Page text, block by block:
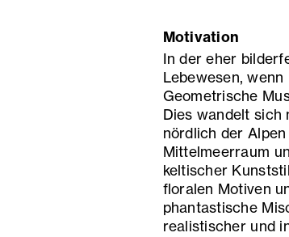
Motivation
In der eher
Lebewesen,
Geometrische
Dies wandelt sich
nördlich der
Mittelmeerraum
keltischer
floralen Motiven
phantastische
realistischer und